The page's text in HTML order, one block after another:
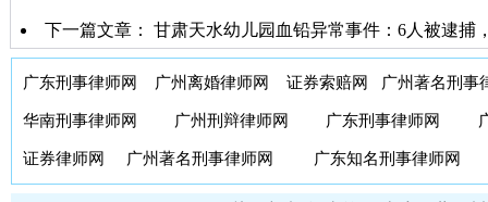
下一篇文章： 甘肃天水幼儿园血铅异常事件：6人被逮捕
广东刑事律师网 广州离婚律师网 证券索赔网 广州著名刑事
华南刑事律师网 广州刑辩律师网 广东刑事律师网
证券律师网 广州著名刑事律师网 广东知名刑事律师网